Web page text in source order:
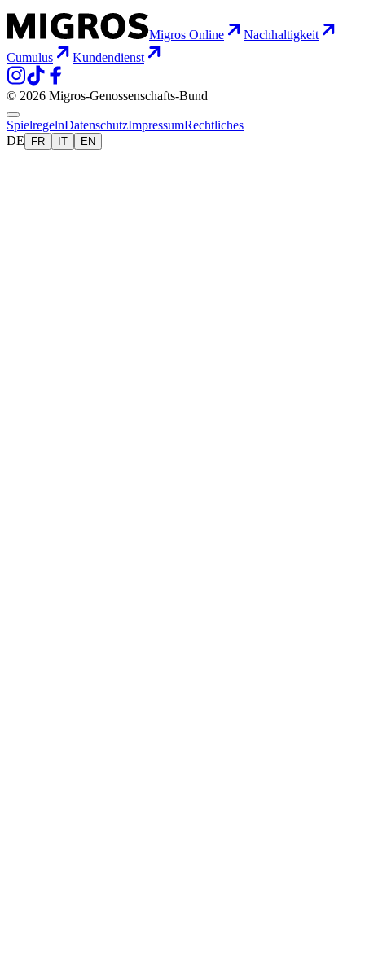
Migros Online
Nachhaltigkeit
Cumulus
Kundendienst
© 2026 Migros-Genossenschafts-Bund
SpielregelnDatenschutzImpressumRechtliches
DE
FR IT EN